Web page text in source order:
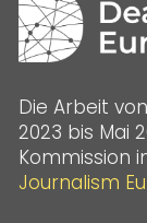
Die Arbeit
2023 bis Mai
Kommission
Journalism